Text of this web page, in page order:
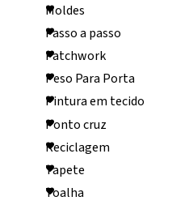
Moldes
Passo a passo
Patchwork
Peso Para Porta
Pintura em tecido
Ponto cruz
Reciclagem
Tapete
Toalha